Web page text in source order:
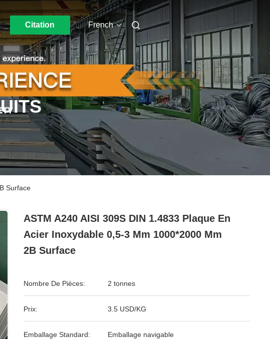
Citation French
Surface
ASTM A240 AISI 309S DIN 1.4833 Plaque En
Acier Inoxydable 0,5-3 Mm 1000*2000 Mm
2B Surface
Nombre De Pièces: 2 tonnes
Prix: 3.5 USD/KG
Emballage Standard: Emballage navigable